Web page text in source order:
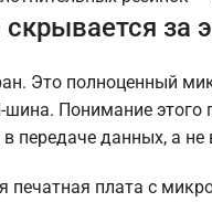
за
Это полноценный
Понимание
передаче данных, а не
печатная плата с